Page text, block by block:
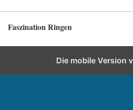
Faszination Ringen
Die mobile Version